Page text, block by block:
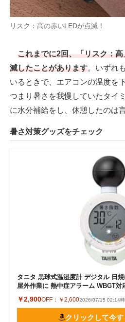
リスク：高の赤いLEDが点滅！
これまでに2回、「リスク：
滅したことがあります。いずれ
いるときで、エアコンの温度を
つまり暑さを我慢していたタイ
に水分補給をし、休憩したのは
暑さ対策グッズをチェック
タニタ 黒球式温湿度計 デジタル 日
屋外作業に 熱中症アラーム WBGT対
￥2,900OFF： ￥2,6002026/07/15 02:14
クリックして今す